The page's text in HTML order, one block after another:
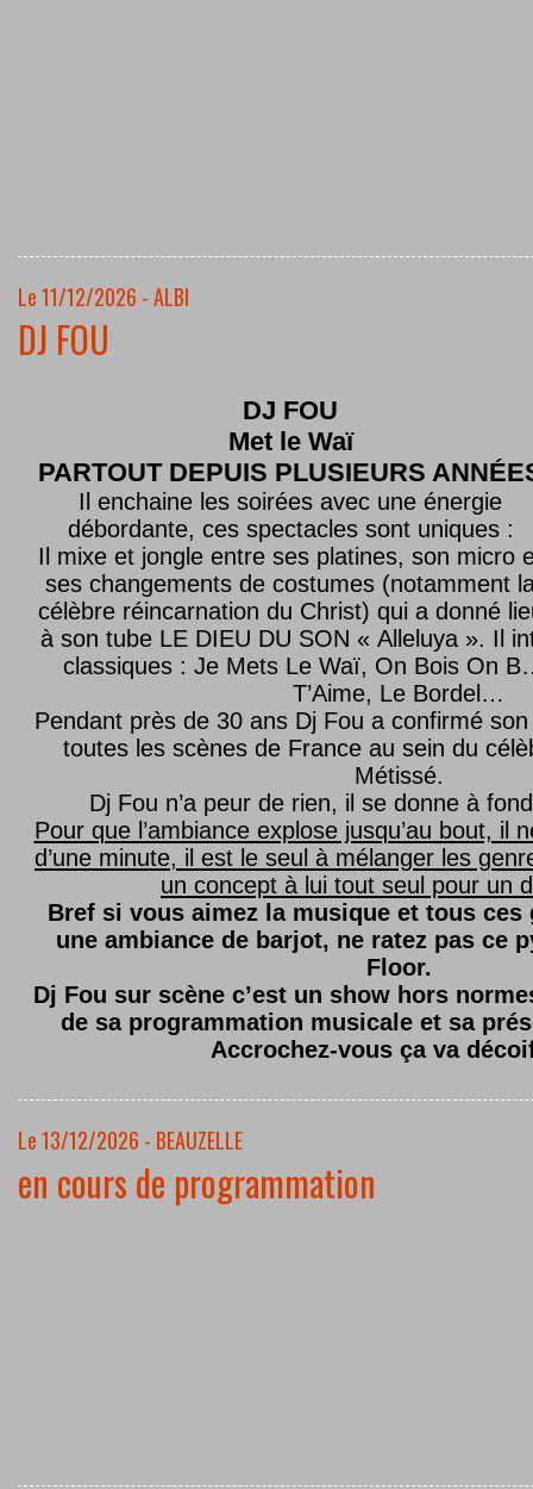
Le 11/12/2026 - ALBI
DJ FOU
DJ FOU
Met le Waï
PARTOUT DEPUIS PLUSIEURS
Il enchaine les soirées avec une énergie
débordante, ces spectacles sont uniques :
Il mixe et jongle entre ses platines, son micro
ses changements de costumes (notamment
célèbre réincarnation du Christ) qui a donné
à son tube LE DIEU DU SON « Alleluya ». Il
classiques : Je Mets Le Waï, On Bois On
T’Aime, Le Bordel…
Pendant près de 30 ans Dj Fou a confirmé son
toutes les scènes de France au sein du
Métissé.
Dj Fou n’a peur de rien, il se donne à
Pour que l’ambiance explose jusqu’au bout, il
d’une minute, il est le seul à mélanger les
un concept à lui tout seul pour un
Bref si vous aimez la musique et tous ces
une ambiance de barjot, ne ratez pas ce
Floor.
Dj Fou sur scène c’est un show hors
de sa programmation musicale et sa
Accrochez-vous ça va
Le 13/12/2026 - BEAUZELLE
en cours de programmation